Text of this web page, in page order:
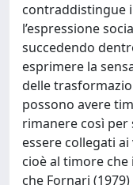
contraddistingue
l’espressione
succedendo
esprimere la
delle
possono avere
rimanere così per
essere collegati
cioè al timore
che Fornari